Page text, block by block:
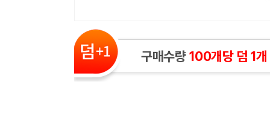
구매수량100개당 덤 1개